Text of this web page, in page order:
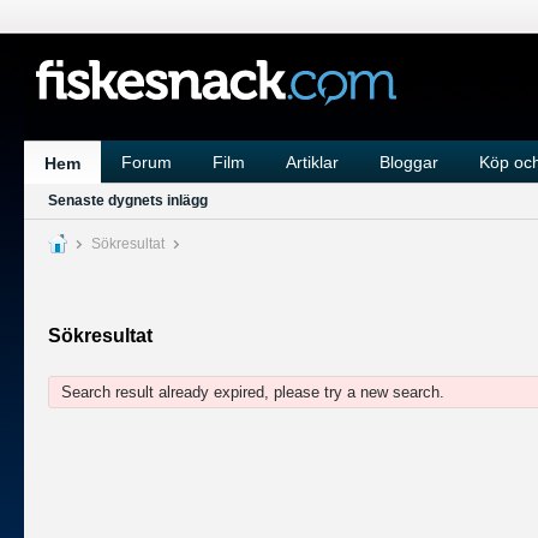
Hem Forum Film Artiklar Bloggar Köp
Senaste dygnets inlägg
Sökresultat
Sökresultat
Search result already expired, please try a new search.